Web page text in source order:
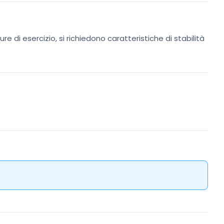
di esercizio, si richiedono caratteristiche di stabilità